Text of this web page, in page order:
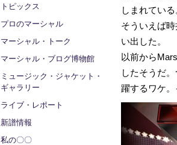
トピックス
プロのマーシャル
マーシャル・トーク
マーシャル・ブログ博物館
ミュージック・ジャケット・
ギャラリー
ライブ・レポート
新譜情報
私の〇〇
しまれてい
そういえば
い出した。
以前から
したそうだ
躍するワケ